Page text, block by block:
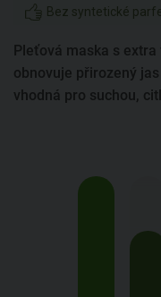
Bez syntetické
Pleťová maska s
obnovuje přirozený
vhodná pro suchou,